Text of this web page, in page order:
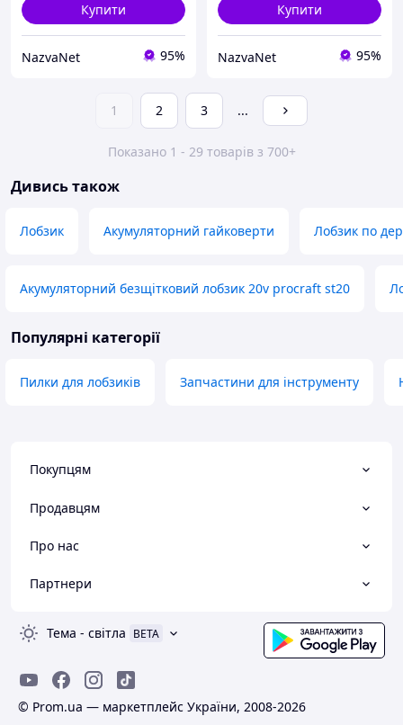
Купити
NazvaNet 95%
Купити
NazvaNet 95%
1 2 3 ...
Показано 1 - 29 товарів з 700+
Дивись також
Лобзик Акумуляторний гайковерти Лобзик по
Акумуляторний безщітковий лобзик 20v procraft st20
Популярні категорії
Пилки для лобзиків Запчастини для інструменту
Покупцям
Продавцям
Про нас
Партнери
Тема - світла BETA
© Prom.ua — маркетплейс України, 2008-2026